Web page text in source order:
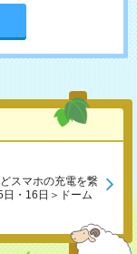
スマホの充電を繋
・16日＞ドーム